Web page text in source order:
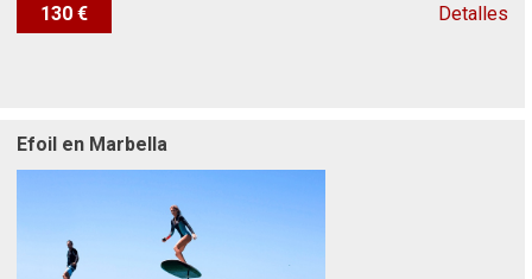
130 €
Detalles
Efoil en Marbella